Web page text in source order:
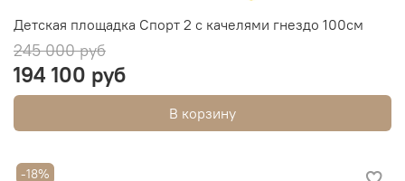
Детская площадка Спорт 2 с качелями гнездо 100см
245 000 руб
194 100 руб
В корзину
-18%